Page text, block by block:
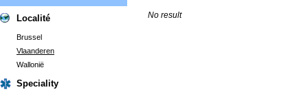
Localité
Brussel
Vlaanderen
Wallonië
Speciality
No result